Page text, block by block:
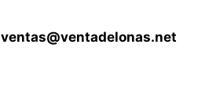
ventas@ventadelonas.net